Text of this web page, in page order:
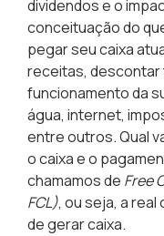
dividendos e o
conceituação do
pegar seu caixa
receitas, descontar
funcionamento da
água, internet,
entre outros.Qual
o caixa e o
chamamos de Free
FCL), ou seja, a
de gerar caixa.